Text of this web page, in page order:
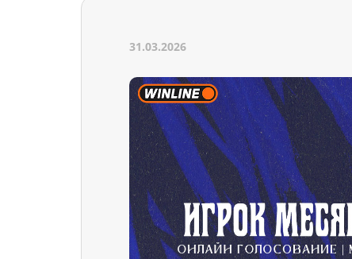
31.03.2026